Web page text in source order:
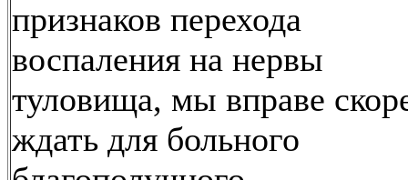
признаков перехода
воспаления на нервы
туловища, мы вправе
ждать для больного